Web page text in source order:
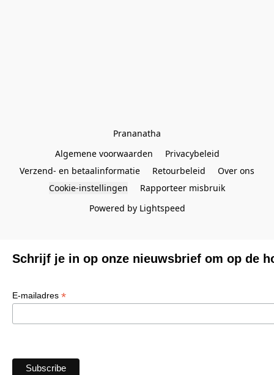
Prananatha
Algemene voorwaarden
Privacybeleid
Verzend- en betaalinformatie
Retourbeleid
Over ons
Cookie-instellingen
Rapporteer misbruik
Powered by Lightspeed
Schrijf je in op onze nieuwsbrief om op de
E-mailadres *